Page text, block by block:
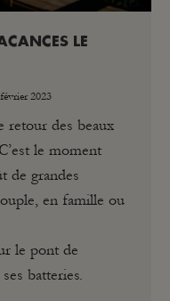
LE
2023
retour des beaux
le moment
de grandes
en famille ou
le pont de
batteries.